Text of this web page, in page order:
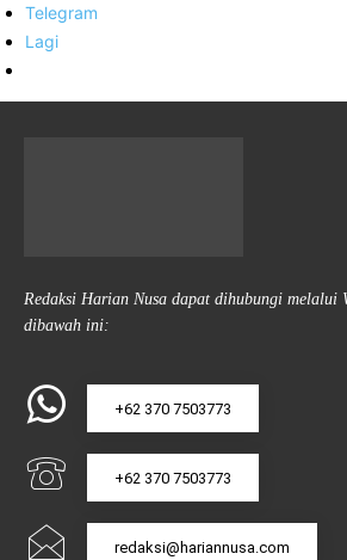
Telegram
Lagi
Redaksi Harian Nusa dapat dihubungi melalui
dibawah ini:
+62 370 7503773
+62 370 7503773
redaksi@hariannusa.com